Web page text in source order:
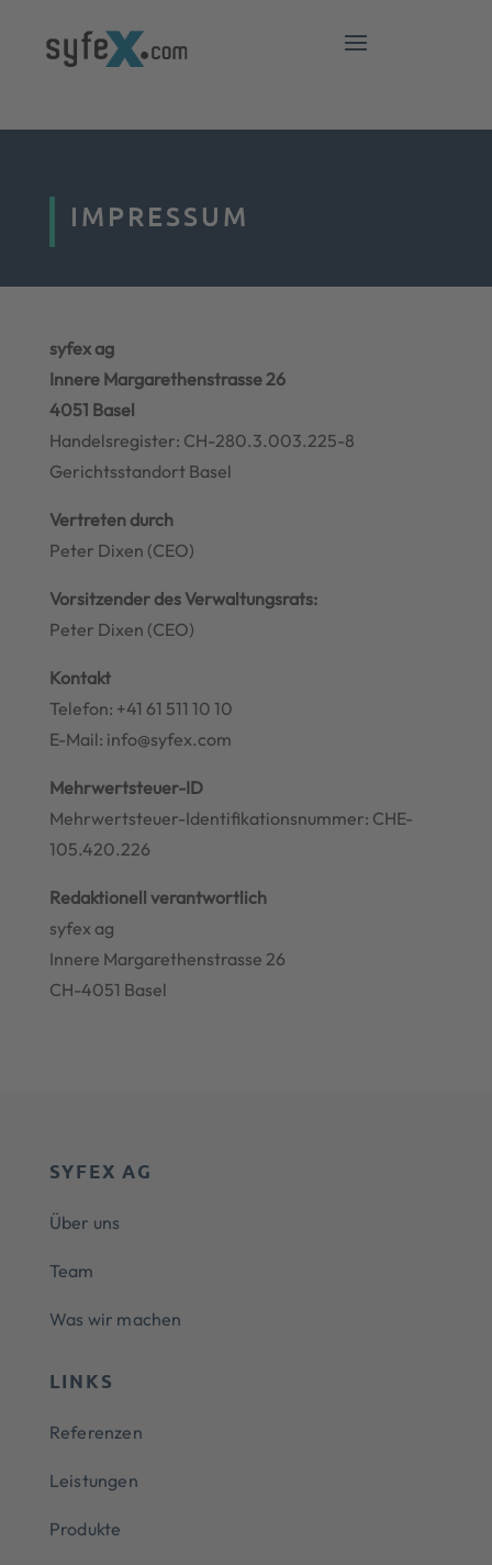
IMPRESSUM
syfex ag
Innere Margarethenstrasse 26
4051 Basel
Handelsregister: CH-280.3.003.225-8
Gerichtsstandort Basel
Vertreten durch
Peter Dixen (CEO)
Vorsitzender des Verwaltungsrats:
Peter Dixen (CEO)
Kontakt
Telefon: +41 61 511 10 10
E-Mail: info@syfex.com
Mehrwertsteuer-ID
Mehrwertsteuer-Identifikationsnummer: CHE-
105.420.226
Redaktionell verantwortlich
syfex ag
Innere Margarethenstrasse 26
CH-4051 Basel
SYFEX AG
Über uns
Team
Was wir machen
LINKS
Referenzen
Leistungen
Produkte